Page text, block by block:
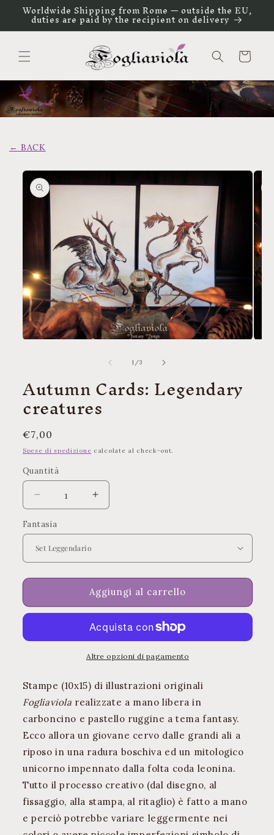
direttamente
ai contenuti
Worldwide Shipping from Rome — outside the EU,
duties are paid by the recipient on delivery
Carrello
← BACK
Passa alle
informazioni
sul prodotto
finestra
1 /
su
3
Autumn Cards: Legendary
creatures
Prezzo
di
€7,00
Spese di spedizione calcolate al check-out.
Quantità
Quantità
Diminuisci
quantità
per
Autumn
Cards:
Legendary
creatures
Aumenta
quantità
Autumn
Legendary
creatures
Fantasia
Aggiungi al carrello
Altre opzioni di pagamento
Stampe (10x15) di illustrazioni originali
Fogliaviola realizzate a mano libera in
carboncino e pastello ruggine a tema fantasy.
Ecco allora un giovane cervo dalle grandi ali a
riposo in una radura boschiva ed un mitologico
unicorno impennato dalla folta coda leonina.
Tutto il processo creativo (dal disegno, al
fissaggio, alla stampa, al ritaglio) è fatto a mano
e perciò potrebbe variare leggermente nei